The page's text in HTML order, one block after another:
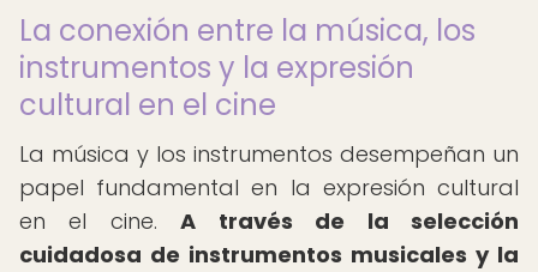
La conexión entre la música, los
instrumentos y la expresión
cultural en el cine
La música y los instrumentos desempeñan un
papel fundamental en la expresión cultural
en el cine.A través de la selección
cuidadosa de instrumentos musicales y la